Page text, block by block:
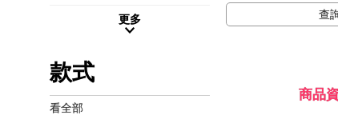
更多
款式
看全部
查
商品